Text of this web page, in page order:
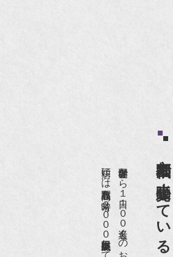
京都祇園で小売販売している
店頭には買取商品を常時２０００点以上展示販売しており、